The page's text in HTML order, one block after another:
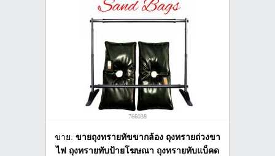
766038
ขาย: ขายถุงทรายทัขขากล้อง ถุงทรายถ่วงขา
ไฟ ถุงทรายทับป้ายโฆษณา ถุงทรายทับแบ็คด